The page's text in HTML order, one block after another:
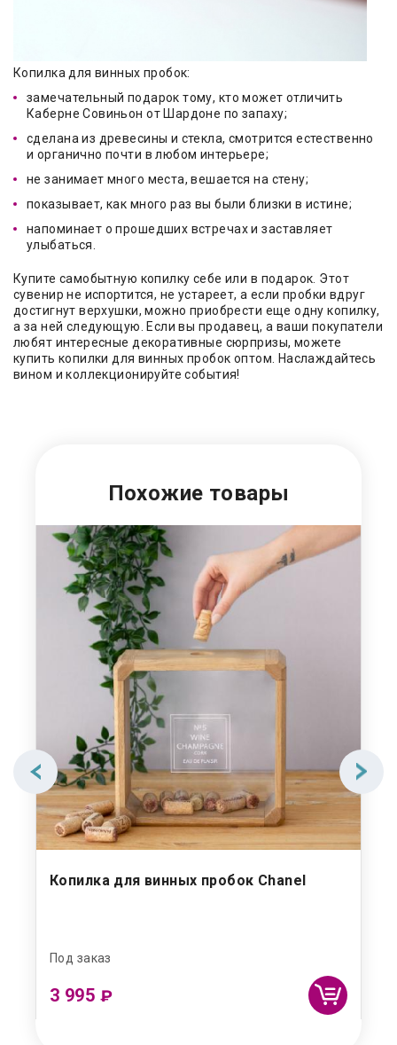
Копилка для винных пробок:
замечательный подарок тому, кто может отличить
Каберне Совиньон от Шардоне по запаху;
сделана из древесины и стекла, смотрится естественно
и органично почти в любом интерьере;
не занимает много места, вешается на стену;
показывает, как много раз вы были близки в истине;
напоминает о прошедших встречах и заставляет
улыбаться.
Купите самобытную копилку себе или в подарок. Этот
сувенир не испортится, не устареет, а если пробки вдруг
достигнут верхушки, можно приобрести еще одну копилку,
а за ней следующую. Если вы продавец, а ваши покупатели
любят интересные декоративные сюрпризы, можете
купить копилки для винных пробок оптом. Наслаждайтесь
вином и коллекционируйте события!
Похожие товары
Копилка для винных пробок Chanel
Под заказ
3 995 ₽